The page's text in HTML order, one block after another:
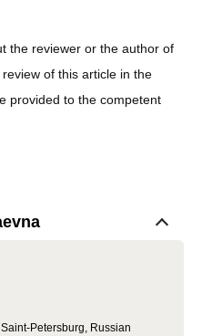
the reviewer or the author of
of this article in the
provided to the competent
Petersburg, Russian